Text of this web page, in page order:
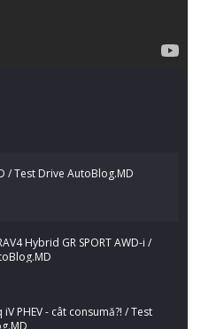
/ Test Drive AutoBlog.MD
Hybrid GR SPORT AWD-i /
PHEV - cât consumă?! / Test